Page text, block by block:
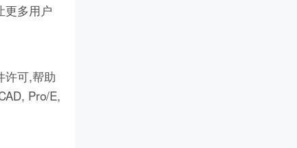
更多用户
许可,帮助
Pro/E,